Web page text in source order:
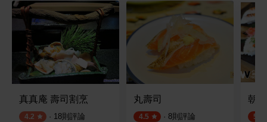
真真庵 壽司割烹
4.2 · 18則評論
丸壽司
4.5 · 8則評論
朝
5.0